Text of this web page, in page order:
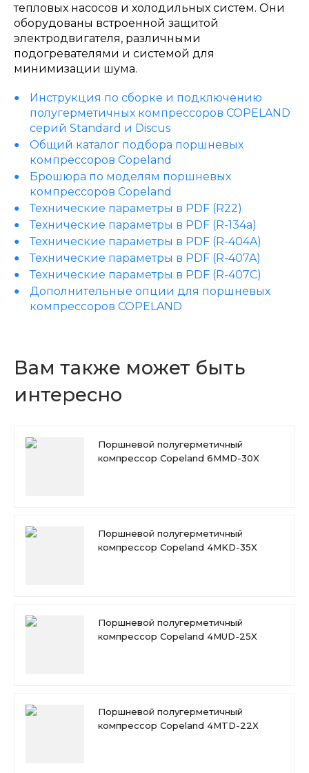
тепловых насосов и холодильных систем. Они
оборудованы встроенной защитой
электродвигателя, различными
подогревателями и системой для
минимизации шума.
Инструкция по сборке и подключению
полугерметичных компрессоров COPELAND
серий Standard и Discus
Общий каталог подбора поршневых
компрессоров Copeland
Брошюра по моделям поршневых
компрессоров Copeland
Технические параметры в PDF (R22)
Технические параметры в PDF (R-134a)
Технические параметры в PDF (R-404A)
Технические параметры в PDF (R-407A)
Технические параметры в PDF (R-407C)
Дополнительные опции для поршневых
компрессоров COPELAND
Вам также может быть
интересно
Поршневой полугерметичный
компрессор Copeland 6MMD-30X
Поршневой полугерметичный
компрессор Copeland 4MKD-35X
Поршневой полугерметичный
компрессор Copeland 4MUD-25X
Поршневой полугерметичный
компрессор Copeland 4MTD-22X